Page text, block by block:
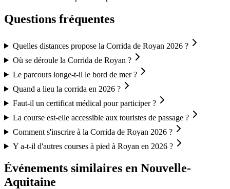
Questions fréquentes
Quelles distances propose la Corrida de Royan 2026 ?
Où se déroule la Corrida de Royan ?
Le parcours longe-t-il le bord de mer ?
Quand a lieu la corrida en 2026 ?
Faut-il un certificat médical pour participer ?
La course est-elle accessible aux touristes de passage ?
Comment s'inscrire à la Corrida de Royan 2026 ?
Y a-t-il d'autres courses à pied à Royan en 2026 ?
Événements similaires en Nouvelle-
Aquitaine